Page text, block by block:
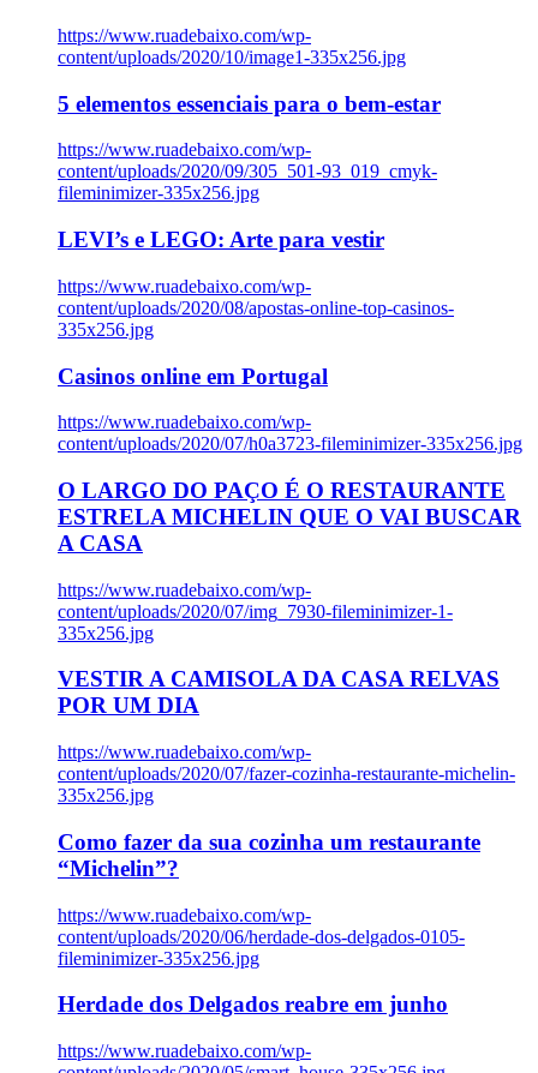
https://www.ruadebaixo.com/wp-
content/uploads/2020/10/image1-335x256.jpg
5 elementos essenciais para o bem-estar
https://www.ruadebaixo.com/wp-
content/uploads/2020/09/305_501-93_019_cmyk-
fileminimizer-335x256.jpg
LEVI’s e LEGO: Arte para vestir
https://www.ruadebaixo.com/wp-
content/uploads/2020/08/apostas-online-top-casinos-
335x256.jpg
Casinos online em Portugal
https://www.ruadebaixo.com/wp-
content/uploads/2020/07/h0a3723-fileminimizer-335x256.jpg
O LARGO DO PAÇO É O RESTAURANTE
ESTRELA MICHELIN QUE O VAI BUSCAR
A CASA
https://www.ruadebaixo.com/wp-
content/uploads/2020/07/img_7930-fileminimizer-1-
335x256.jpg
VESTIR A CAMISOLA DA CASA RELVAS
POR UM DIA
https://www.ruadebaixo.com/wp-
content/uploads/2020/07/fazer-cozinha-restaurante-michelin-
335x256.jpg
Como fazer da sua cozinha um restaurante
“Michelin”?
https://www.ruadebaixo.com/wp-
content/uploads/2020/06/herdade-dos-delgados-0105-
fileminimizer-335x256.jpg
Herdade dos Delgados reabre em junho
https://www.ruadebaixo.com/wp-